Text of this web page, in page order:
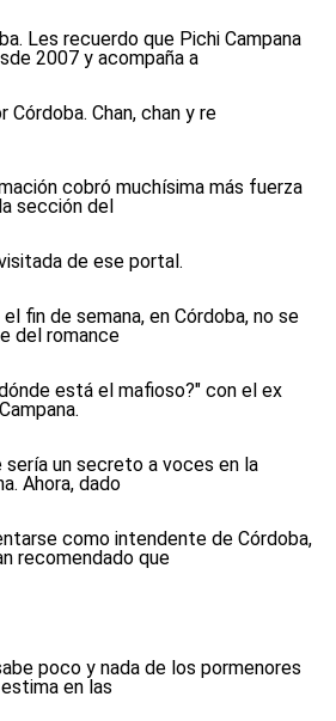
Les recuerdo que Pichi Campana
2007 y acompaña a
Córdoba. Chan, chan y re
cobró muchísima más fuerza
sección del
de ese portal.
fin de semana, en Córdoba, no se
del romance
está el mafioso?" con el ex
un secreto a voces en la
Ahora, dado
como intendente de Córdoba,
recomendado que
poco y nada de los pormenores
en las